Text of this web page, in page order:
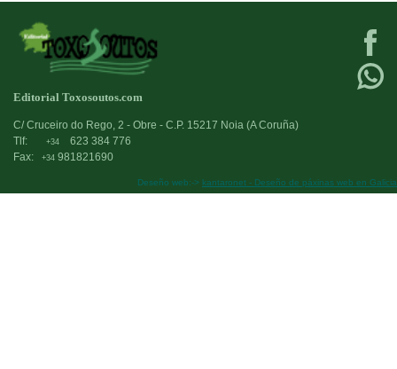
Editorial Toxosoutos.com
C/ Cruceiro do Rego, 2 - Obre - C.P. 15217 Noia (A Coruña)
Tlf:
+34
623 384 776
Fax:
+34 981821690
Deseño web:-> kantaronet - Deseño de páxinas web en Galicia